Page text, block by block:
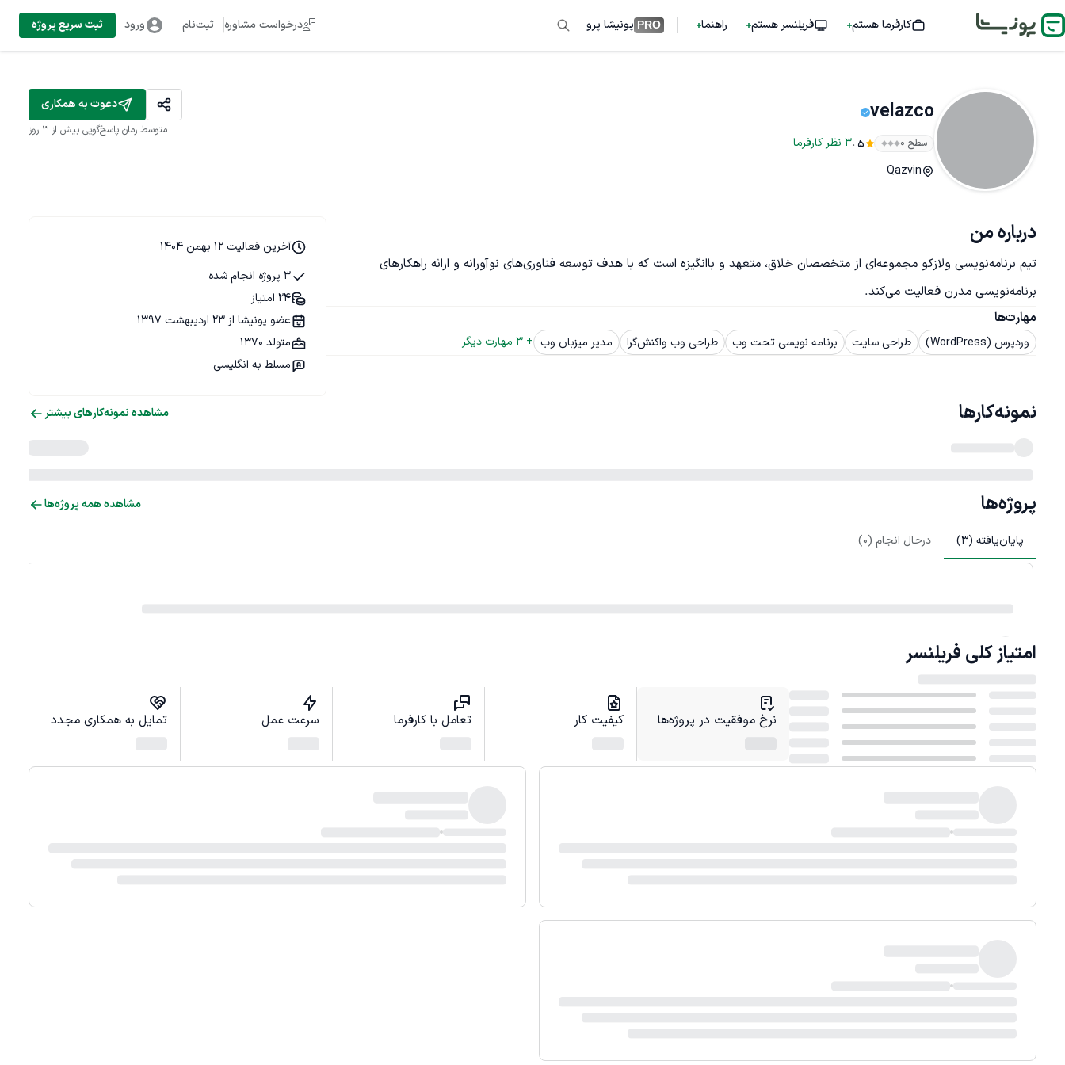
کارفرما هستم فریلنسر هستم راهنما PRO پونیشا پرو درخواست مشاوره ثبت‌نام ورود ثبت سریع پروژه
velazco
سطح ۰ 5
.
3 نظر کارفرما
Qazvin
دعوت به همکاری
متوسط زمان پاسخ‌گویی بیش از ۳ روز
درباره من
تیم برنامه‌نویسی ولازکو مجموعه‌ای از متخصصان خلاق، متعهد و باانگیزه است که با هدف توسعه فناوری‌های نوآورانه و ارائه راهکارهای
برنامه‌نویسی مدرن فعالیت می‌کند.
مهارت‌ها
وردپرس (WordPress) طراحی سایت برنامه نویسی تحت وب طراحی وب واکنش‌گرا مدیر میزبان وب +
3 مهارت دیگر
آخرین فعالیت 12 بهمن 1404
3 پروژه انجام شده
24 امتیاز
عضو پونیشا از 23 اردیبهشت 1397
متولد 1370
مسلط به انگلیسی
نمونه‌کارها مشاهده نمونه‌کارهای بیشتر
پروژه‌ها مشاهده همه پروژه‌ها
پایان‌یافته (3
) درحال انجام (0
)
امتیاز کلی فریلنسر
نرخ موفقیت در پروژه‌ها کیفیت کار تعامل با کارفرما سرعت عمل تمایل به همکاری مجدد